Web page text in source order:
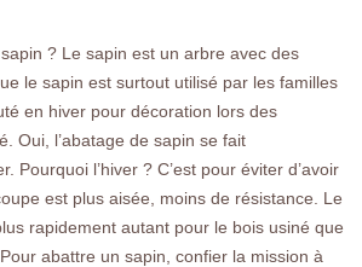
? Le sapin est un arbre avec des
le sapin est surtout utilisé par les familles
en hiver pour décoration lors des
Oui, l’abatage de sapin se fait
Pourquoi l’hiver ? C’est pour éviter d’avoir
est plus aisée, moins de résistance. Le
rapidement autant pour le bois usiné que
abattre un sapin, confier la mission à